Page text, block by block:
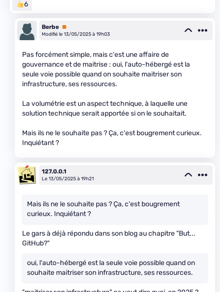
6
Berbe Premium
Modifié le 13/05/2025 à 19h03
Pas forcément simple, mais c'est une affaire de
gouvernance et de maitrise : oui, l'auto-hébergé est la
seule voie possible quand on souhaite maitriser son
infrastructure, ses ressources.
La volumétrie est un aspect technique, à laquelle une
solution technique serait apportée si on le souhaitait.
Mais ils ne le souhaite pas ? Ça, c'est bougrement curieux.
Inquiétant ?
127.0.0.1
Le 13/05/2025 à 19h21
Mais ils ne le souhaite pas ? Ça, c'est bougrement
curieux. Inquiétant ?
Le gars à déjà répondu dans son blog au chapitre "But...
GitHub?"
oui, l'auto-hébergé est la seule voie possible quand on
souhaite maitriser son infrastructure, ses ressources.